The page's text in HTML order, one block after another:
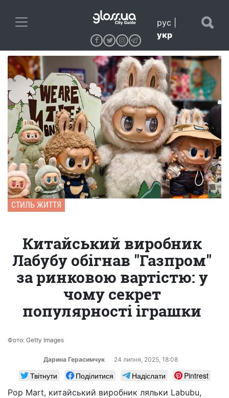
рус
укр
СТИЛЬ ЖИТТЯ
Китайський виробник
Лабубу обігнав "Газпром"
за ринковою вартістю: у
чому секрет
популярності іграшки
Фото: Getty Images
Дарина Герасимчук 24 липня, 2025, 18:08
Твітнути Поділитися Надіслати
Pintrest
Pop Mart, китайський виробник ляльки Labubu,